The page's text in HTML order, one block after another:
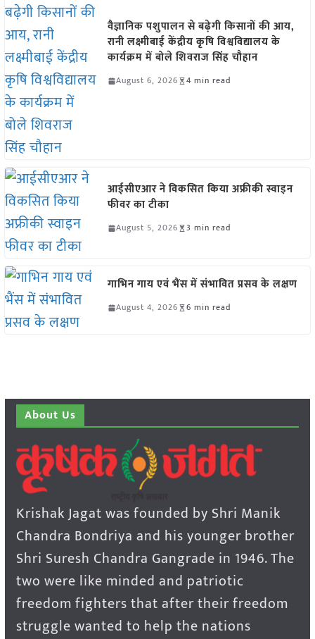
वैज्ञानिक पशुपालन से बढ़ेगी किसानों की आय,
रानी लक्ष्मीबाई केंद्रीय कृषि विश्वविद्यालय के
कार्यक्रम में बोले शिवराज सिंह चौहान
August 6, 2026 4 min read
आईसीएआर ने विकसित किया अफ्रीकी स्वाइन
फीवर का टीका
August 5, 2026 3 min read
गाभिन गाय एवं भैंस में संभावित प्रसव के लक्षण
August 4, 2026 6 min read
About Us
Krishak Jagat was founded by Shri Manik
Chandra Bondriya and his younger brother
Shri Suresh Chandra Gangrade in 1946. The
two were like minded and patriotic
freedom fighters that after their freedom
struggle wanted to help the nations